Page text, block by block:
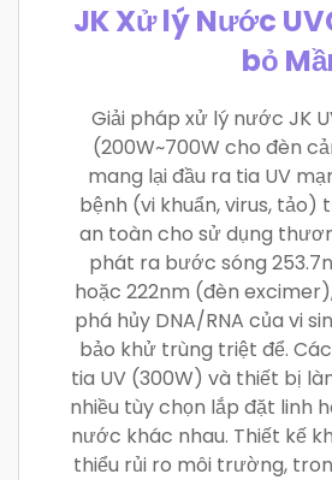
JK Xử lý Nước
bỏ
Giải pháp xử lý nước JK
(200W~700W cho đèn
mang lại đầu ra tia UV
bệnh (vi khuẩn, virus,
an toàn cho sử dụng
phát ra bước sóng
hoặc 222nm (đèn
phá hủy DNA/RNA của vi
bảo khử trùng triệt để.
tia UV (300W) và thiết bị
nhiều tùy chọn lắp đặt linh
nước khác nhau. Thiết kế
thiểu rủi ro môi trường,